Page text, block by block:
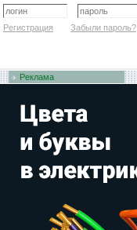
Регистрация Забыли пароль?
Реклама